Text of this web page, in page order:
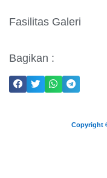
Fasilitas Galeri
Bagikan :
Copyright